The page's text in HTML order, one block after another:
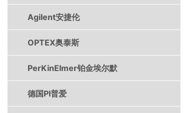
Agilent安捷伦
OPTEX奥泰斯
PerKinElmer铂金埃尔默
德国PI普爱